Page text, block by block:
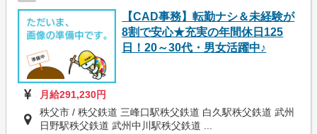
【CAD事務】転勤ナシ＆未経験が
8割で安心★充実の年間休日125
日！20～30代・男女活躍中♪
月給291,230円
秩父市 / 秩父鉄道 三峰口駅秩父鉄道 白久駅秩父鉄道 武州
日野駅秩父鉄道 武州中川駅秩父鉄道 ...